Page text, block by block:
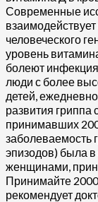
Современные
человеческого
уровень
болеют
люди с более
детей,
развития гриппа
принимавших
заболеваемость
эпизодов) была
женщинами,
Принимайте
рекомендует